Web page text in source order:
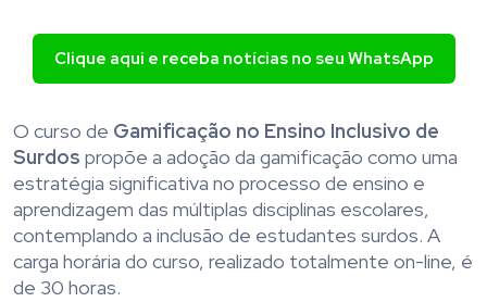
Clique aqui e receba notícias no seu WhatsApp
O curso de Gamificação no Ensino Inclusivo de
Surdos propõe a adoção da gamificação como uma
estratégia significativa no processo de ensino e
aprendizagem das múltiplas disciplinas escolares,
contemplando a inclusão de estudantes surdos. A
carga horária do curso, realizado totalmente on-line, é
de 30 horas.